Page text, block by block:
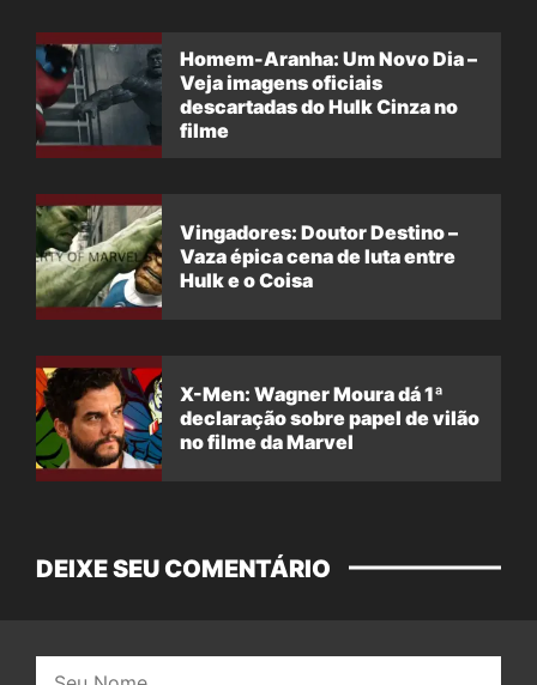
Homem-Aranha: Um Novo Dia –
Veja imagens oficiais
descartadas do Hulk Cinza no
filme
Vingadores: Doutor Destino –
Vaza épica cena de luta entre
Hulk e o Coisa
X-Men: Wagner Moura dá 1ª
declaração sobre papel de vilão
no filme da Marvel
DEIXE SEU COMENTÁRIO